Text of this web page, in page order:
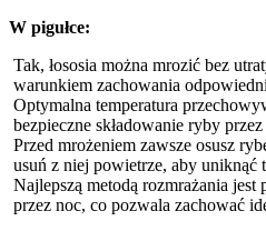
W pigułce:
Tak, łososia można mrozić bez
warunkiem zachowania
Optymalna temperatura
bezpieczne składowanie ryby
Przed mrożeniem zawsze osusz
usuń z niej powietrze, aby uniknąć
Najlepszą metodą rozmrażania
przez noc, co pozwala zachować